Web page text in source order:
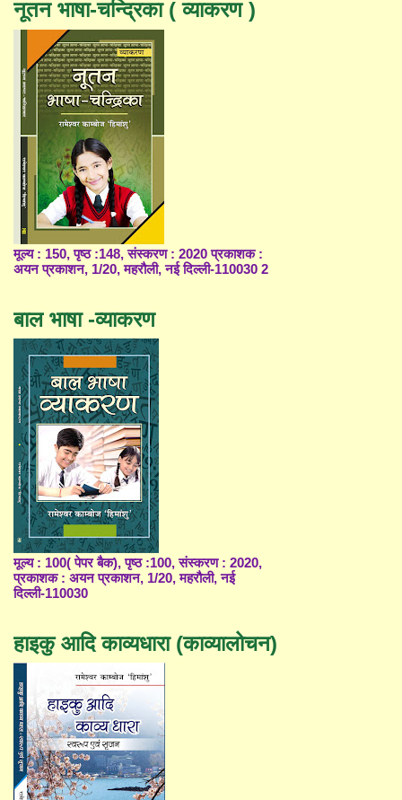
नूतन भाषा-चन्द्रिका ( व्याकरण )
मूल्य : 150, पृष्ठ :148, संस्करण : 2020 प्रकाशक :
अयन प्रकाशन, 1/20, महरौली, नई दिल्ली-110030 2
बाल भाषा -व्याकरण
मूल्य : 100( पेपर बैक), पृष्ठ :100, संस्करण : 2020,
प्रकाशक : अयन प्रकाशन, 1/20, महरौली, नई
दिल्ली-110030
हाइकु आदि काव्यधारा (काव्यालोचन)